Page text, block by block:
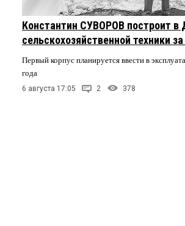
Константин СУВОРОВ построит в
сельскохозяйственной техники
Первый корпус планируется ввести в
года
6 августа 17:05 2 378